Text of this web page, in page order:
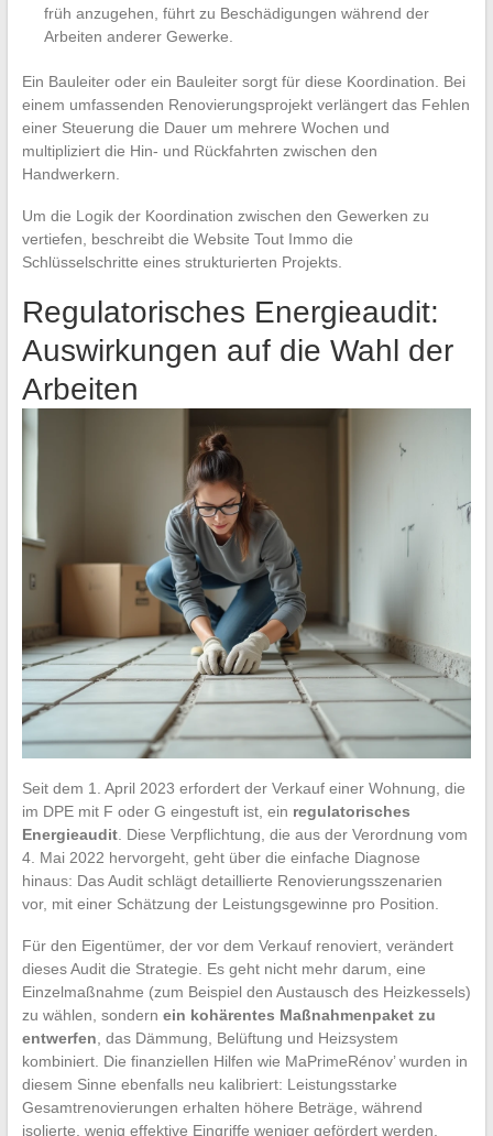
früh anzugehen, führt zu Beschädigungen während der
Arbeiten anderer Gewerke.
Ein Bauleiter oder ein Bauleiter sorgt für diese Koordination. Bei
einem umfassenden Renovierungsprojekt verlängert das Fehlen
einer Steuerung die Dauer um mehrere Wochen und
multipliziert die Hin- und Rückfahrten zwischen den
Handwerkern.
Um die Logik der Koordination zwischen den Gewerken zu
vertiefen, beschreibt die Website Tout Immo die
Schlüsselschritte eines strukturierten Projekts.
Regulatorisches Energieaudit:
Auswirkungen auf die Wahl der
Arbeiten
Seit dem 1. April 2023 erfordert der Verkauf einer Wohnung, die
im DPE mit F oder G eingestuft ist, ein regulatorisches
Energieaudit. Diese Verpflichtung, die aus der Verordnung vom
4. Mai 2022 hervorgeht, geht über die einfache Diagnose
hinaus: Das Audit schlägt detaillierte Renovierungsszenarien
vor, mit einer Schätzung der Leistungsgewinne pro Position.
Für den Eigentümer, der vor dem Verkauf renoviert, verändert
dieses Audit die Strategie. Es geht nicht mehr darum, eine
Einzelmaßnahme (zum Beispiel den Austausch des Heizkessels)
zu wählen, sondern ein kohärentes Maßnahmenpaket zu
entwerfen , das Dämmung, Belüftung und Heizsystem
kombiniert. Die finanziellen Hilfen wie MaPrimeRénov’ wurden in
diesem Sinne ebenfalls neu kalibriert: Leistungsstarke
Gesamtrenovierungen erhalten höhere Beträge, während
isolierte, wenig effektive Eingriffe weniger gefördert werden.